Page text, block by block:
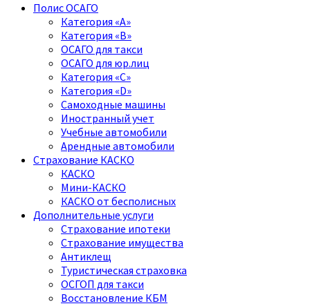
Полис ОСАГО
Категория «A»
Категория «B»
ОСАГО для такси
ОСАГО для юр.лиц
Категория «C»
Категория «D»
Самоходные машины
Иностранный учет
Учебные автомобили
Арендные автомобили
Страхование КАСКО
КАСКО
Мини-КАСКО
КАСКО от бесполисных
Дополнительные услуги
Страхование ипотеки
Страхование имущества
Антиклещ
Туристическая страховка
ОСГОП для такси
Восстановление КБМ